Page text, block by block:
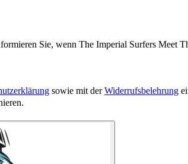
Sie, wenn The Imperial Surfers Meet
sowie mit derWiderrufsbelehrung